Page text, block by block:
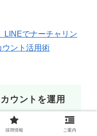
LINEでナーチャリン
ウント活用術
ウントを運用
採用情報 ご案内